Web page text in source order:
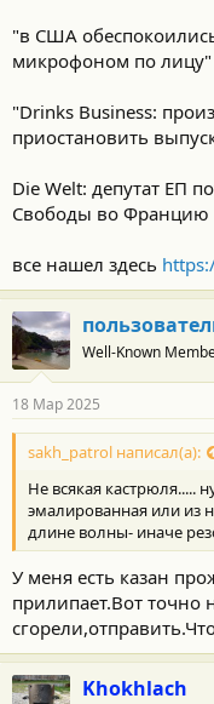
"в США
микрофоном по лицу"
"Drinks Business:
приостановить
Die Welt: депутат ЕП
Свободы во Францию
все нашел здесь
Well-Known
18 Мар 2025
sakh_patrol написал(а):
Не всякая кастрюля.....
эмалированная или из
длине волны- иначе
У меня есть казан
прилипает.Вот точно
Khokhlach